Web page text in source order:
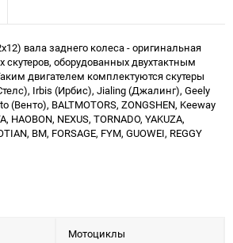
вала заднего колеса - оригинальная
скутеров, оборудованных двухтактным
двигателем комплектуются скутеры
Irbis (Ирбис), Jialing (Джалинг), Geely
(Венто), BALTMOTORS, ZONGSHEN, Keeway
HAOBON, NEXUS, TORNADO, YAKUZA,
BM, FORSAGE, FYM, GUOWEI, REGGY
Мотоциклы